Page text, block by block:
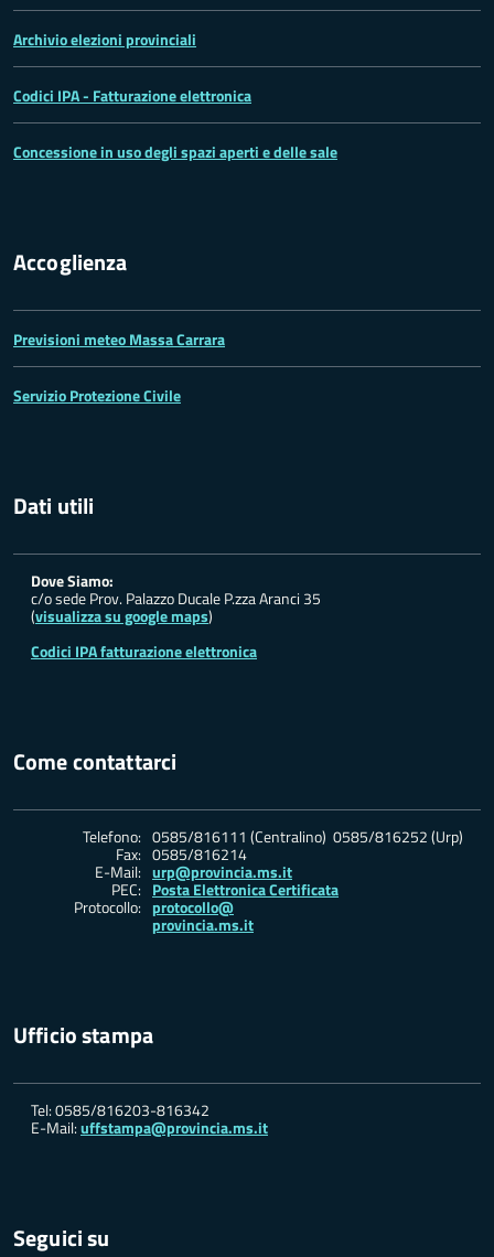
Archivio elezioni provinciali
Codici IPA - Fatturazione elettronica
Concessione in uso degli spazi aperti e delle sale
Accoglienza
Previsioni meteo Massa Carrara
Servizio Protezione Civile
Dati utili
Dove Siamo:
c/o sede Prov. Palazzo Ducale P.zza Aranci 35
(visualizza su google maps)
Codici IPA fatturazione elettronica
Come contattarci
Telefono: 0585/816111 (Centralino) 0585/816252 (Urp)
Fax: 0585/816214
E-Mail: urp@provincia.ms.it
PEC: Posta Elettronica Certificata
Protocollo: protocollo@
provincia.ms.it
Ufficio stampa
Tel: 0585/816203-816342
E-Mail:uffstampa@provincia.ms.it
Seguici su